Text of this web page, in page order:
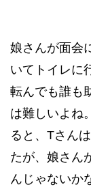
娘さんが面会
いてトイレに
転んでも誰も
は難しいよね
ると、Tさん
たが、娘さん
んじゃないか